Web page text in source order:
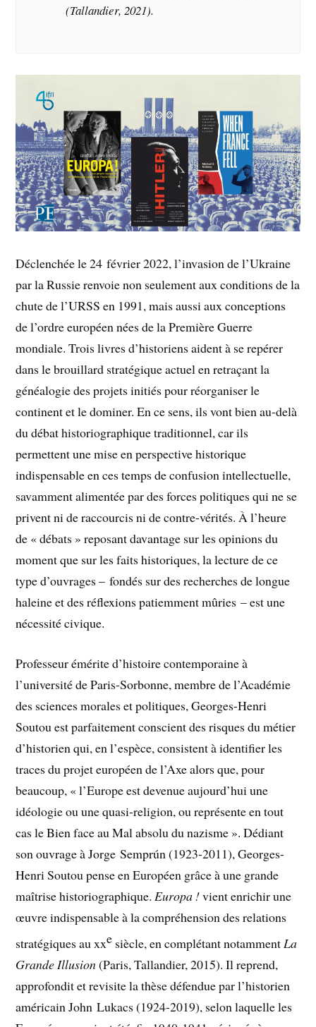
(Tallandier, 2021).
Déclenchée le 24 février 2022, l’invasion de l’Ukraine
par la Russie renvoie non seulement aux conditions de la
chute de l’URSS en 1991, mais aussi aux conceptions
de l’ordre européen nées de la Première Guerre
mondiale. Trois livres d’historiens aident à se repérer
dans le brouillard stratégique actuel en retraçant la
généalogie des projets initiés pour réorganiser le
continent et le dominer. En ce sens, ils vont bien au-delà
du débat historiographique traditionnel, car ils
permettent une mise en perspective historique
indispensable en ces temps de confusion intellectuelle,
savamment alimentée par des forces politiques qui ne se
privent ni de raccourcis ni de contre-vérités. À l’heure
de « débats » reposant davantage sur les opinions du
moment que sur les faits historiques, la lecture de ce
type d’ouvrages – fondés sur des recherches de longue
haleine et des réflexions patiemment mûries – est une
nécessité civique.
Professeur émérite d’histoire contemporaine à
l’université de Paris-Sorbonne, membre de l’Académie
des sciences morales et politiques, Georges-Henri
Soutou est parfaitement conscient des risques du métier
d’historien qui, en l’espèce, consistent à identifier les
traces du projet européen de l’Axe alors que, pour
beaucoup, « l’Europe est devenue aujourd’hui une
idéologie ou une quasi-religion, ou représente en tout
cas le Bien face au Mal absolu du nazisme ». Dédiant
son ouvrage à Jorge Semprún (1923-2011), Georges-
Henri Soutou pense en Européen grâce à une grande
maîtrise historiographique. Europa !vient enrichir une
œuvre indispensable à la compréhension des relations
stratégiques au xxe siècle, en complétant notamment La
Grande Illusion(Paris, Tallandier, 2015). Il reprend,
approfondit et revisite la thèse défendue par l’historien
américain John Lukacs (1924-2019), selon laquelle les